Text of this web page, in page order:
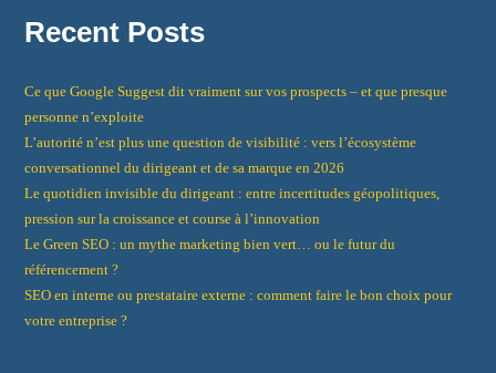
Recent Posts
Ce que Google Suggest dit vraiment sur vos prospects – et que presque
personne n’exploite
L’autorité n’est plus une question de visibilité : vers l’écosystème
conversationnel du dirigeant et de sa marque en 2026
Le quotidien invisible du dirigeant : entre incertitudes géopolitiques,
pression sur la croissance et course à l’innovation
Le Green SEO : un mythe marketing bien vert… ou le futur du
référencement ?
SEO en interne ou prestataire externe : comment faire le bon choix pour
votre entreprise ?